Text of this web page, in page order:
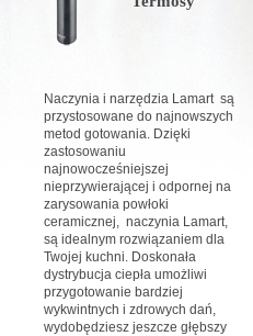
Naczynia i narzędzia Lamart są
przystosowane do najnowszych
metod gotowania. Dzięki
zastosowaniu
najnowocześniejszej
nieprzywierającej i odpornej na
zarysowania powłoki
ceramicznej, naczynia Lamart,
są idealnym rozwiązaniem dla
Twojej kuchni. Doskonała
dystrybucja ciepła umożliwi
przygotowanie bardziej
wykwintnych i zdrowych dań,
wydobędziesz jeszcze głębszy